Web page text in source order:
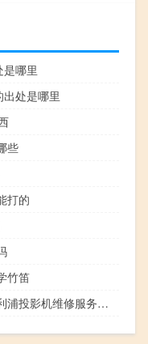
是哪里
出处是哪里
些
打的
竹笛
湖南常德可提供飞利浦投影机维修服务地址在哪